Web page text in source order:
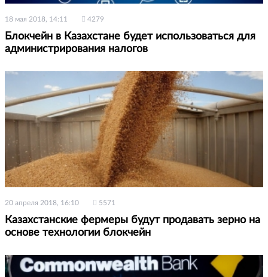
18 мая 2018, 14:11 4279
Блокчейн в Казахстане будет использоваться для
администрирования налогов
20 апреля 2018, 16:10 5571
Казахстанские фермеры будут продавать зерно на
основе технологии блокчейн